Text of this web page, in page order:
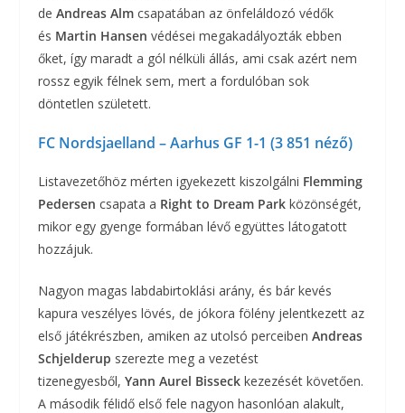
deAndreas Alm csapatában az önfeláldozó védők
és Martin Hansen védései megakadályozták ebben
őket, így maradt a gól nélküli állás, ami csak azért nem
rossz egyik félnek sem, mert a fordulóban sok
döntetlen született.
FC Nordsjaelland – Aarhus GF 1-1 (3 851 néző)
Listavezetőhöz mérten igyekezett kiszolgálni Flemming
Pedersen csapata a Right to Dream Park közönségét,
mikor egy gyenge formában lévő együttes látogatott
hozzájuk.
Nagyon magas labdabirtoklási arány, és bár kevés
kapura veszélyes lövés, de jókora fölény jelentkezett az
első játékrészben, amiken az utolsó perceibenAndreas
Schjelderup szerezte meg a vezetést
tizenegyesből,Yann Aurel Bisseck kezezését követően.
A második félidő első fele nagyon hasonlóan alakult,